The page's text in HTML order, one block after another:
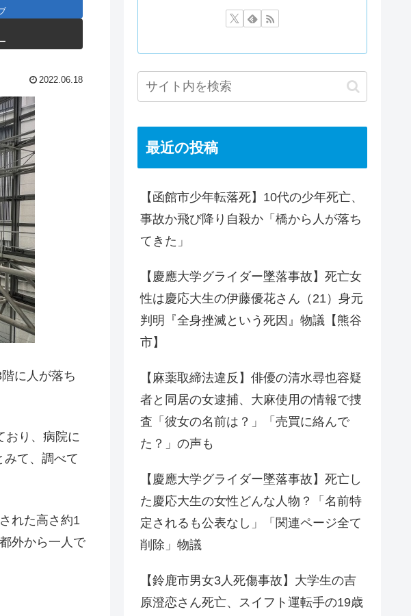
2022.06.18
に人が落ち
おり、病院に
て、調べて
れた高さ約1
外から一人で
最近の投稿
【函館市少年転落死】10代の少年死亡、
事故か飛び降り自殺か「橋から人が落ち
てきた」
【慶應大学グライダー墜落事故】死亡女
性は慶応大生の伊藤優花さん（21）身元
判明『全身挫滅という死因』物議【熊谷
市】
【麻薬取締法違反】俳優の清水尋也容疑
者と同居の女逮捕、大麻使用の情報で捜
査「彼女の名前は？」「売買に絡んで
た？」の声も
【慶應大学グライダー墜落事故】死亡し
た慶応大生の女性どんな人物？「名前特
定されるも公表なし」「関連ページ全て
削除」物議
【鈴鹿市男女3人死傷事故】大学生の吉
原澄恋さん死亡、スイフト運転手の19歳